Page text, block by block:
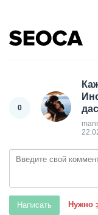
0
Нужно